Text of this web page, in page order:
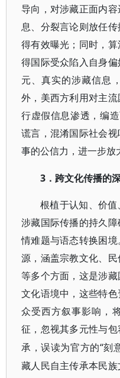
导向，对涉藏正面内
息、分裂言论则放任
得有效曝光；同时，
得国际受众陷入自身
元、真实的涉藏信息
外，美西方利用对主
行虚假信息渗透，编
谎言，混淆国际社会
事的公信力，进一步放
3．跨文化传播的
根植于认知、价
涉藏国际传播的持久
情难题与语态转换困
源，涵盖宗教文化、
等多个方面，这是涉
文化语境中，这些特
众受西方叙事影响，
征，忽视其多元性与
承，误读为官方的“刻
藏人民自主传承本民